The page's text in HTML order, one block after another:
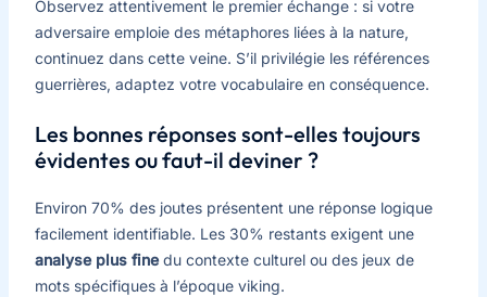
Observez attentivement le premier échange : si votre
adversaire emploie des métaphores liées à la nature,
continuez dans cette veine. S’il privilégie les références
guerrières, adaptez votre vocabulaire en conséquence.
Les bonnes réponses sont-elles toujours
évidentes ou faut-il deviner ?
Environ 70% des joutes présentent une réponse logique
facilement identifiable. Les 30% restants exigent une
analyse plus finedu contexte culturel ou des jeux de
mots spécifiques à l’époque viking.